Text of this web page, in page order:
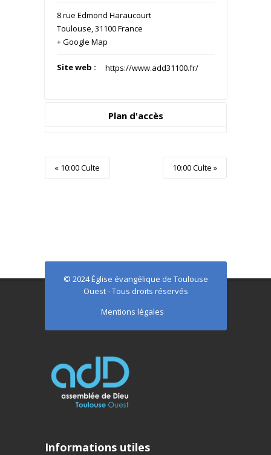
8 rue Edmond Haraucourt
Toulouse,31100France
+ Google Map
Site web : https://www.add31100.fr/
Plan d'accès
Event
Navigation
«10:00 Culte 10:00 Culte »
© 2024 Église évangélique de Toulouse
Ouest - Tous droits réservés
Mentions légales
Informations utiles